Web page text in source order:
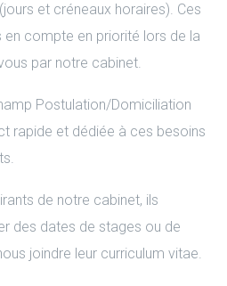
et créneaux horaires). Ces
compte en priorité lors de la
par notre cabinet.
Postulation/Domiciliation
rapide et dédiée à ces besoins
de notre cabinet, ils
des dates de stages ou de
joindre leur curriculum vitae.